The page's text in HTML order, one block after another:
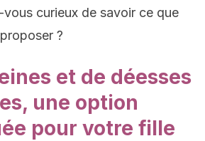
vous curieux de savoir ce que
?
et de déesses
une option
pour votre fille